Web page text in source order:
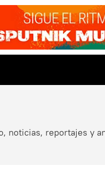
noticias, reportajes y